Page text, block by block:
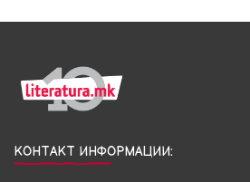
КОНТАКТ ИНФОРМАЦИИ: